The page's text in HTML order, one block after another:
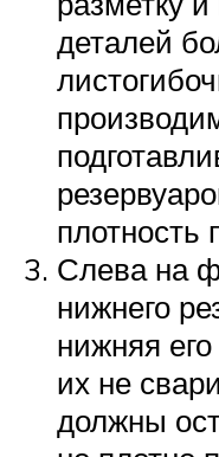
деталей
плотность
Слева на
нижнего
нижняя
их не
должны